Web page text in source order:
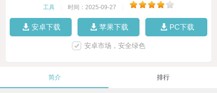
工具 时间：2025-09-27
安卓下载 苹果下载 PC下载
安卓市场，安全绿色
简介 排行